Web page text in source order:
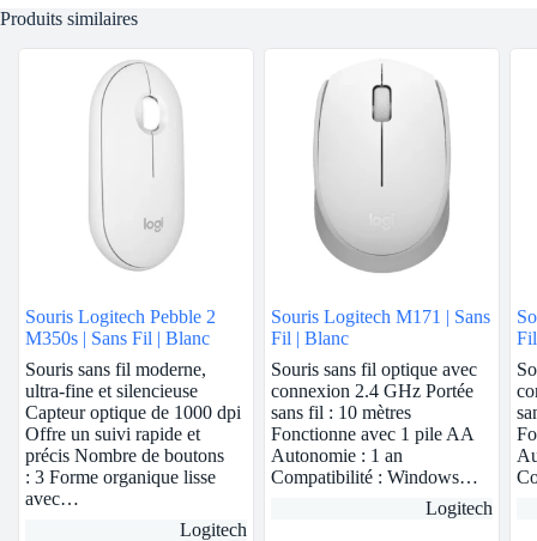
Produits similaires
Souris Logitech Pebble 2
M350s | Sans Fil | Blanc
Souris sans fil moderne,
ultra-fine et silencieuse
Capteur optique de 1000 dpi
Offre un suivi rapide et
précis Nombre de boutons
: 3 Forme organique lisse
avec…
Logitech
Souris Logitech M171 | Sans
Fil | Blanc
Souris sans fil optique avec
connexion 2.4 GHz Portée
sans fil : 10 mètres
Fonctionne avec 1 pile AA
Autonomie : 1 an
Compatibilité : Windows…
Logitech